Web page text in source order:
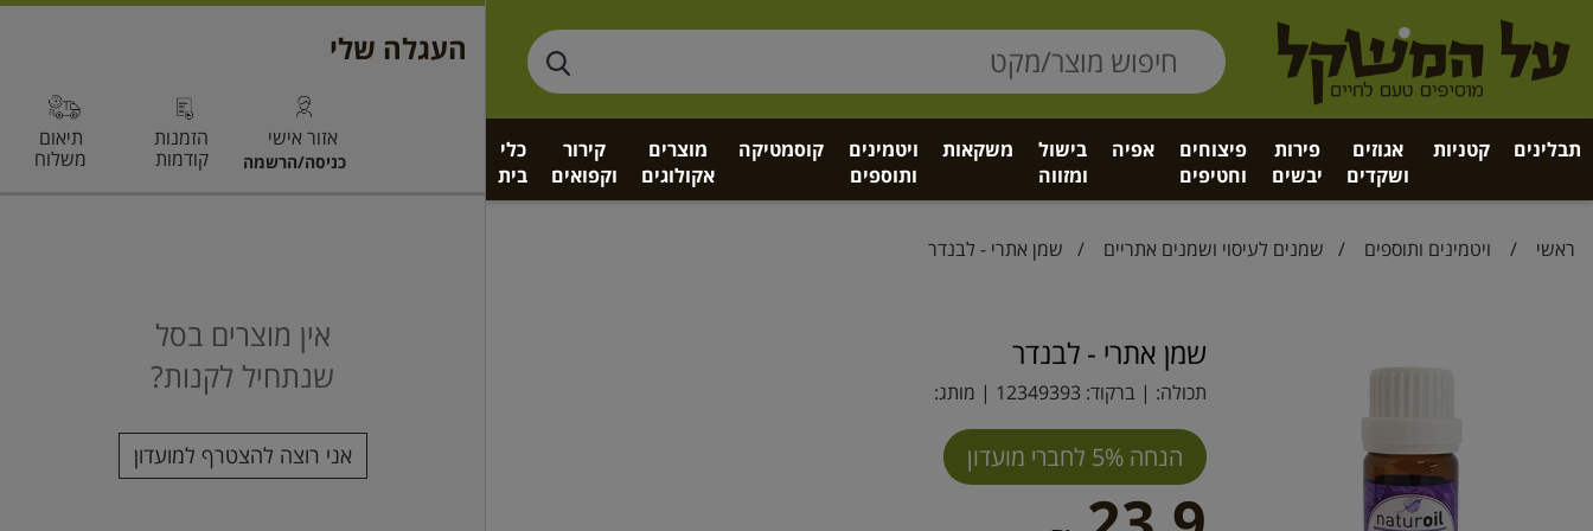
תבלינים קטניות
אגוזים
ושקדים
פירות
יבשים
פיצוחים
וחטיפים
אפיה
בישול
ומזווה
משקאות
ויטמינים
ותוספים
קוסמטיקה
מוצרים
אקולוגים
קירור
וקפואים
כלי
בית
ראשי / ויטמינים ותוספים / שמנים לעיסוי ושמנים אתריים / שמן אתרי - לבנדר
שמן אתרי - לבנדר
תכולה: | ברקוד: 12349393 | מותג:
הנחה 5% לחברי מועדון